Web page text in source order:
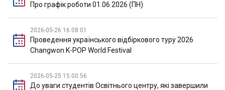
Про графік роботи 01.06.2026 (ПН)
2026-05-26 16:08:01
Проведення українського відбіркового туру 2026
Changwon K-POP World Festival
2026-05-25 15:00:56
До уваги студентів Освітнього центру, які завершили